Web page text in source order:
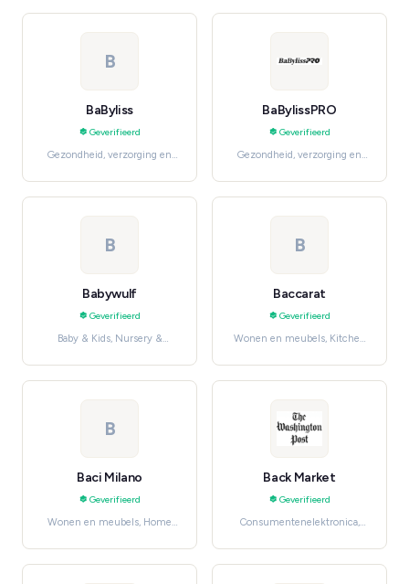
B
BaByliss
Geverifieerd
Gezondheid, verzorging en
BaBylissPRO
Geverifieerd
Gezondheid, verzorging en
B
Babywulf
Geverifieerd
Baby & Kids, Nursery &
B
Baccarat
Geverifieerd
Wonen en meubels, Kitchen
B
Baci Milano
Geverifieerd
Wonen en meubels, Home
Back Market
Geverifieerd
Consumentenelektronica,